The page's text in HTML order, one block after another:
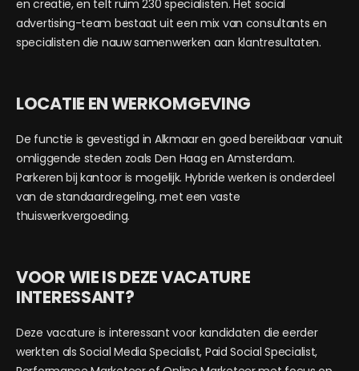
en creatie, en telt ruim 230 specialisten. Het social
advertising-team bestaat uit een mix van consultants en
specialisten die nauw samenwerken aan klantresultaten.
LOCATIE EN WERKOMGEVING
De functie is gevestigd in Alkmaar en goed bereikbaar vanuit
omliggende steden zoals Den Haag en Amsterdam.
Parkeren bij kantoor is mogelijk. Hybride werken is onderdeel
van de standaardregeling, met een vaste
thuiswerkvergoeding.
VOOR WIE IS DEZE VACATURE
INTERESSANT?
Deze vacature is interessant voor kandidaten die eerder
werkten als Social Media Specialist, Paid Social Specialist,